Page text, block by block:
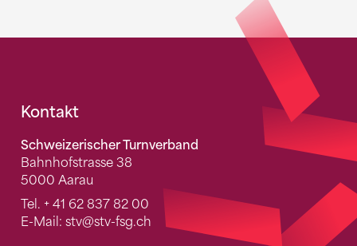
Fusszeile
Kontakt
Schweizerischer Turnverband
Bahnhofstrasse 38
5000 Aarau
Tel. + 41 62 837 82 00
E-Mail: stv@stv-fsg.ch